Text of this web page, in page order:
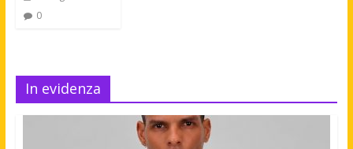
0
In evidenza